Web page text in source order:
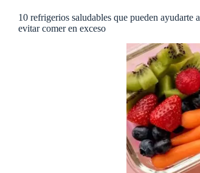
10 refrigerios saludables que pueden ayudarte a
evitar comer en exceso